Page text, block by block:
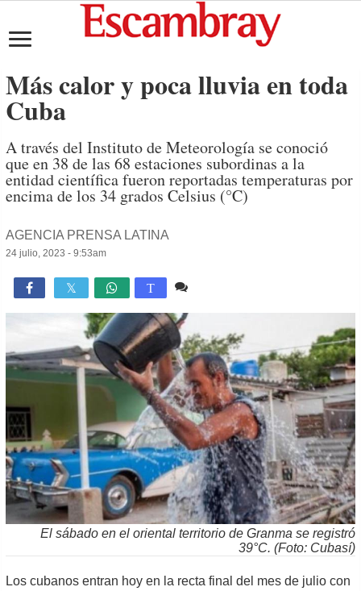
Más calor y poca lluvia en toda
Cuba
A través del Instituto de Meteorología se conoció
que en 38 de las 68 estaciones subordinas a la
entidad científica fueron reportadas temperaturas por
encima de los 34 grados Celsius (°C)
AGENCIA PRENSA LATINA
24 julio, 2023 - 9:53am
 T
El sábado en el oriental territorio de Granma se registró
39°C. (Foto: Cubasí)
Los cubanos entran hoy en la recta final del mes de julio con